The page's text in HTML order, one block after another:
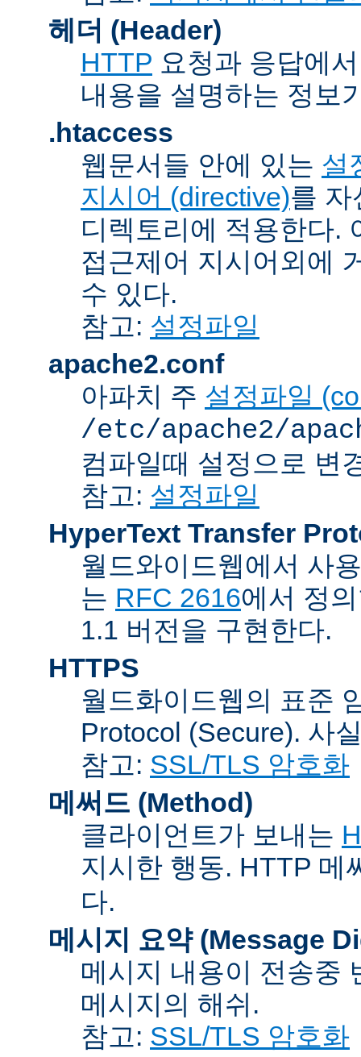
헤더 (Header)
HTTP 요청과 응답에
내용을 설명하는 정보
.htaccess
웹문서들 안에 있는 설
지시어 (directive)를 자
디렉토리에 적용한다.
접근제어 지시어외에
수 있다.
참고: 설정파일
apache2.conf
아파치 주 설정파일
/etc/apache2/
컴파일때 설정으로 변
참고: 설정파일
HyperText Transfer
월드와이드웹에서 사
는 RFC 2616에서 정
1.1 버전을 구현한다.
HTTPS
월드화이드웹의 표준
Protocol (Secure). 사
참고: SSL/TLS 암호화
메써드 (Method)
클라이언트가 보내는
지시한 행동. HTTP 메
다.
메시지 요약 (Message
메시지 내용이 전송중
메시지의 해쉬.
참고: SSL/TLS 암호화